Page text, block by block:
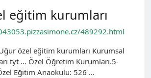
eğitim kurumları
489292.html
özel eğitim kurumları Kurumsal
tyt … Özel Öğretim Kurumları.5-
Eğitim Anaokulu: 526 …